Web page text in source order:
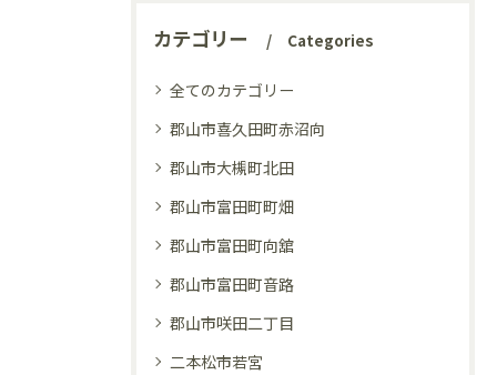
カテゴリー Categories
全てのカテゴリー
郡山市喜久田町赤沼向
郡山市大槻町北田
郡山市富田町町畑
郡山市富田町向舘
郡山市富田町音路
郡山市咲田二丁目
二本松市若宮